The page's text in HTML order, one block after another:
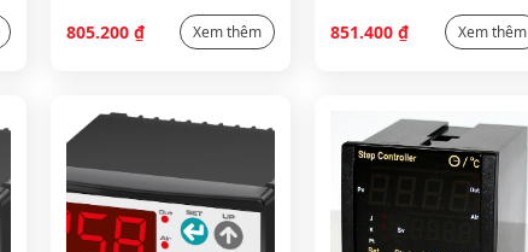
805.200 ₫ Xem thêm 851.400₫ Xem thêm